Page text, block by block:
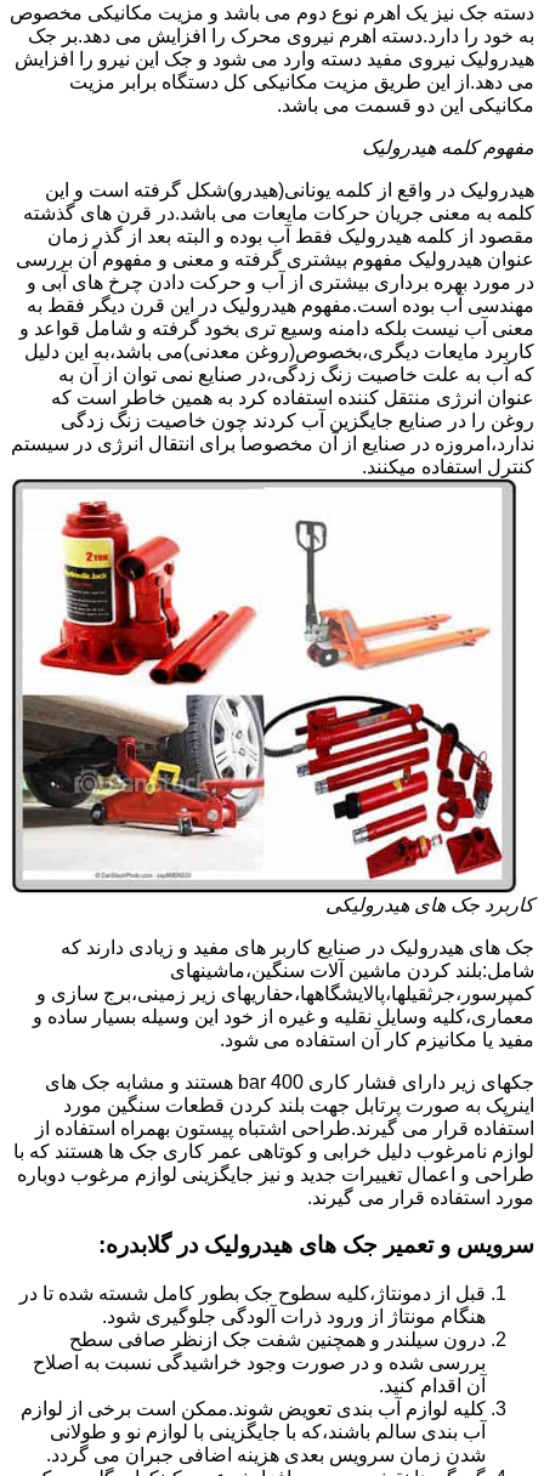
دسته جک نیز یک اهرم نوع دوم می باشد و مزیت مکانیکی مخصوص
به خود را دارد.دسته اهرم نیروی محرک را افزایش می دهد.بر جک
هیدرولیک نیروی مفید دسته وارد می شود و جک این نیرو را افزایش
می دهد.از این طریق مزیت مکانیکی کل دستگاه برابر مزیت
مکانیکی این دو قسمت می باشد.
مفهوم کلمه هیدرولیک
هیدرولیک در واقع از کلمه یونانی(هیدرو)شکل گرفته است و این
کلمه به معنی جریان حرکات مایعات می باشد.در قرن های گذشته
مقصود از کلمه هیدرولیک فقط آب بوده و البته بعد از گذر زمان
عنوان هیدرولیک مفهوم بیشتری گرفته و معنی و مفهوم آن بررسی
در مورد بهره برداری بیشتری از آب و حرکت دادن چرخ های آبی و
مهندسی آب بوده است.مفهوم هیدرولیک در این قرن دیگر فقط به
معنی آب نیست بلکه دامنه وسیع تری بخود گرفته و شامل قواعد و
کاربرد مایعات دیگری،بخصوص(روغن معدنی)می باشد،به این دلیل
که آب به علت خاصیت زنگ زدگی،در صنایع نمی توان از آن به
عنوان انرژی منتقل کننده استفاده کرد به همین خاطر است که
روغن را در صنایع جایگزین آب کردند چون خاصیت زنگ زدگی
ندارد،امروزه در صنایع از آن مخصوصا برای انتقال انرژی در سیستم
کنترل استفاده میکنند.
کاربرد جک های هیدرولیکی
جک های هیدرولیک در صنایع کاربر های مفید و زیادی دارند که
شامل:بلند کردن ماشین آلات سنگین،ماشینهای
کمپرسور،جرثقیلها،پالایشگاهها،حفاریهای زیر زمینی،برج سازی و
معماری،کلیه وسایل نقلیه و غیره از خود این وسیله بسیار ساده و
مفید یا مکانیزم کار آن استفاده می شود.
جکهای زیر دارای فشار کاری 400 bar هستند و مشابه جک های
اینرپک به صورت پرتابل جهت بلند کردن قطعات سنگین مورد
استفاده قرار می گیرند.طراحی اشتباه پیستون بهمراه استفاده از
لوازم نامرغوب دلیل خرابی و کوتاهی عمر کاری جک ها هستند که با
طراحی و اعمال تغییرات جدید و نیز جایگزینی لوازم مرغوب دوباره
مورد استفاده قرار می گیرند.
سرویس و تعمیر جک های هیدرولیک در گلابدره:
قبل از دمونتاژ،کلیه سطوح جک بطور کامل شسته شده تا در
هنگام مونتاژ از ورود ذرات آلودگی جلوگیری شود.
درون سیلندر و همچنین شفت جک ازنظر صافی سطح
بررسی شده و در صورت وجود خراشیدگی نسبت به اصلاح
آن اقدام کنید.
کلیه لوازم آب بندی تعویض شوند.ممکن است برخی از لوازم
آب بندی سالم باشند،که با جایگزینی با لوازم نو و طولانی
شدن زمان سرویس بعدی هزینه اضافی جبران می گردد.